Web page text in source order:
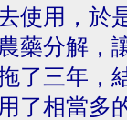
使用，於
農藥分解，
了三年，
用了相當多